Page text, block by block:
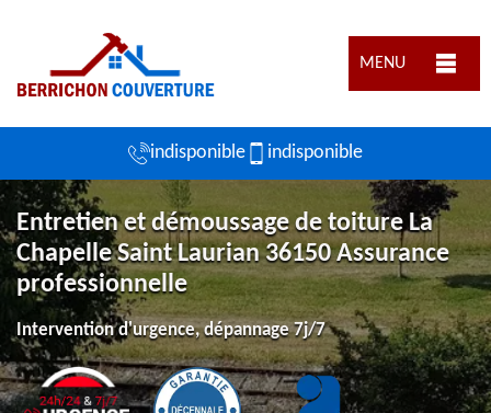
MENU
indisponible indisponible
Entretien et démoussage de toiture La
Chapelle Saint Laurian 36150 Assurance
professionnelle
Intervention d'urgence, dépannage 7j/7